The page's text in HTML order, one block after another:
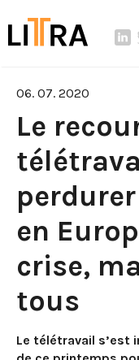
06. 07. 2020
Le
en
crise,
tous
Le télétravail s’est